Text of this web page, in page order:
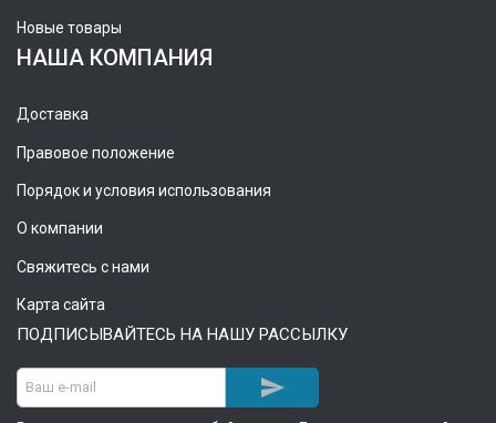
Новые товары
НАША КОМПАНИЯ
Доставка
Правовое положение
Порядок и условия использования
О компании
Свяжитесь с нами
Карта сайта
ПОДПИСЫВАЙТЕСЬ НА НАШУ РАССЫЛКУ
